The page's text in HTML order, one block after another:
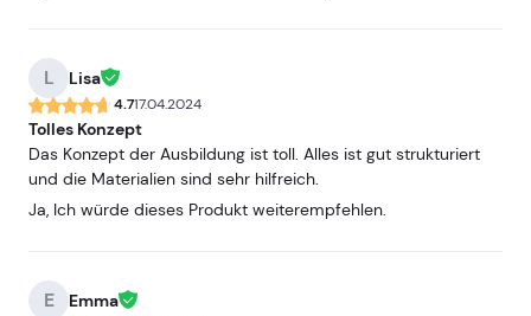
L Lisa
4.717.04.2024
Tolles Konzept
Das Konzept der Ausbildung ist toll. Alles ist gut strukturiert
und die Materialien sind sehr hilfreich.
Ja, Ich würde dieses Produkt weiterempfehlen.
E Emma